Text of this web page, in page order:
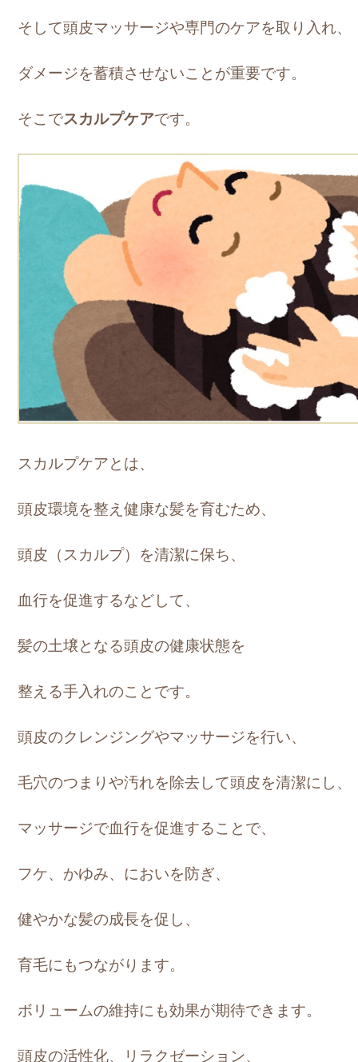
そして頭皮マッサージや専門のケアを取り入れ、
ダメージを蓄積させないことが重要です。
そこでスカルプケアです。
スカルプケアとは、
頭皮環境を整え健康な髪を育むため、
頭皮（スカルプ）を清潔に保ち、
血行を促進するなどして、
髪の土壌となる頭皮の健康状態を
整える手入れのことです。
頭皮のクレンジングやマッサージを行い、
毛穴のつまりや汚れを除去して頭皮を清潔にし、
マッサージで血行を促進することで、
フケ、かゆみ、においを防ぎ、
健やかな髪の成長を促し、
育毛にもつながります。
ボリュームの維持にも効果が期待できます。
頭皮の活性化、リラクゼーション、